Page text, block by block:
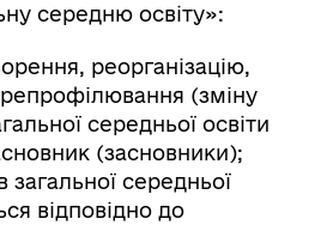
середню освіту»:
реорганізацію,
(зміну
середньої освіти
(засновники);
середньої
відповідно до